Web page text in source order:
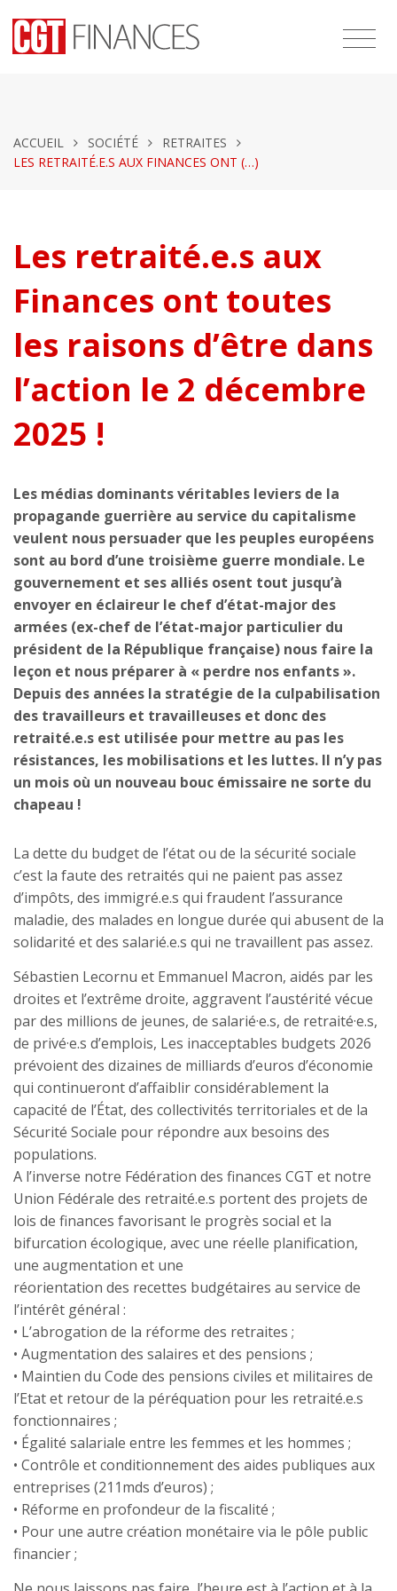
ACCUEIL SOCIÉTÉ
RETRAITES
LES RETRAITÉ.E.S AUX FINANCES ONT (…)
Les retraité.e.s aux
Finances ont toutes
les raisons d’être dans
l’action le 2 décembre
2025 !
Les médias dominants véritables leviers de la
propagande guerrière au service du capitalisme
veulent nous persuader que les peuples européens
sont au bord d’une troisième guerre mondiale. Le
gouvernement et ses alliés osent tout jusqu’à
envoyer en éclaireur le chef d’état-major des
armées (ex-chef de l’état-major particulier du
président de la République française) nous faire la
leçon et nous préparer à « perdre nos enfants ».
Depuis des années la stratégie de la culpabilisation
des travailleurs et travailleuses et donc des
retraité.e.s est utilisée pour mettre au pas les
résistances, les mobilisations et les luttes. Il n’y pas
un mois où un nouveau bouc émissaire ne sorte du
chapeau !
La dette du budget de l’état ou de la sécurité sociale
c’est la faute des retraités qui ne paient pas assez
d’impôts, des immigré.e.s qui fraudent l’assurance
maladie, des malades en longue durée qui abusent de la
solidarité et des salarié.e.s qui ne travaillent pas assez.
Sébastien Lecornu et Emmanuel Macron, aidés par les
droites et l’extrême droite, aggravent l’austérité vécue
par des millions de jeunes, de salarié·e.s, de retraité·e.s,
de privé·e.s d’emplois, Les inacceptables budgets 2026
prévoient des dizaines de milliards d’euros d’économie
qui continueront d’affaiblir considérablement la
capacité de l’État, des collectivités territoriales et de la
Sécurité Sociale pour répondre aux besoins des
populations.
A l’inverse notre Fédération des finances CGT et notre
Union Fédérale des retraité.e.s portent des projets de
lois de finances favorisant le progrès social et la
bifurcation écologique, avec une réelle planification,
une augmentation et une
réorientation des recettes budgétaires au service de
l’intérêt général :
• L’abrogation de la réforme des retraites ;
• Augmentation des salaires et des pensions ;
• Maintien du Code des pensions civiles et militaires de
l’Etat et retour de la péréquation pour les retraité.e.s
fonctionnaires ;
• Égalité salariale entre les femmes et les hommes ;
• Contrôle et conditionnement des aides publiques aux
entreprises (211mds d’euros) ;
• Réforme en profondeur de la fiscalité ;
• Pour une autre création monétaire via le pôle public
financier ;